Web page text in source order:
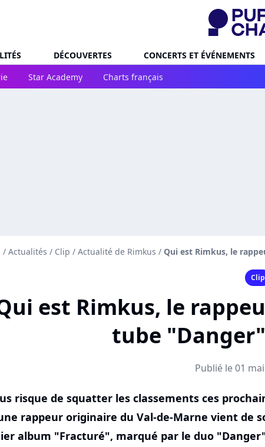
DÉCOUVERTES CONCERTS ET ÉVÉNEMENTS
Star Academy Charts français
/ Actualités / Clip / Actualité de Rimkus / Qui est Rimkus, le
Clip
est Rimkus, le
tube
Publié le 01
risque de squatter les classements ces
rappeur originaire du Val-de-Marne vient de
album "Fracturé", marqué par le duo